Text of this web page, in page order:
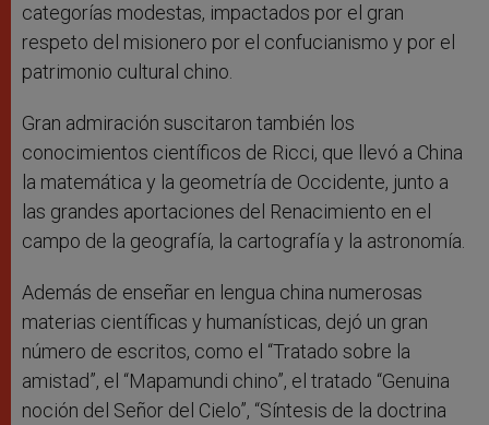
categorías modestas, impactados por el gran
respeto del misionero por el confucianismo y por el
patrimonio cultural chino.
Gran admiración suscitaron también los
conocimientos científicos de Ricci, que llevó a China
la matemática y la geometría de Occidente, junto a
las grandes aportaciones del Renacimiento en el
campo de la geografía, la cartografía y la astronomía.
Además de enseñar en lengua china numerosas
materias científicas y humanísticas, dejó un gran
número de escritos, como el “Tratado sobre la
amistad”, el “Mapamundi chino”, el tratado “Genuina
noción del Señor del Cielo”, “Síntesis de la doctrina